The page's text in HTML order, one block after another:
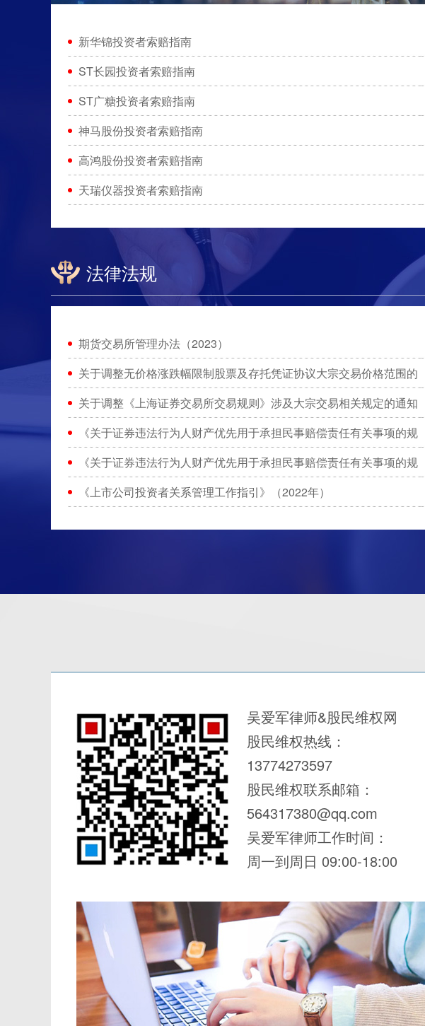
新华锦投资者索赔指南
ST长园投资者索赔指南
ST广糖投资者索赔指南
神马股份投资者索赔指南
高鸿股份投资者索赔指南
天瑞仪器投资者索赔指南
法律法规
期货交易所管理办法（2023）
关于调整无价格涨跌幅限制股票及存托凭证协议大宗交易价格范围的
关于调整《上海证券交易所交易规则》涉及大宗交易相关规定的通知
《关于证券违法行为人财产优先用于承担民事赔偿责任有关事项的规
《关于证券违法行为人财产优先用于承担民事赔偿责任有关事项的规
《上市公司投资者关系管理工作指引》（2022年）
吴爱军律师&股民维权网
股民维权热线：
13774273597
股民维权联系邮箱：
564317380@qq.com
吴爱军律师工作时间：
周一到周日 09:00-18:00